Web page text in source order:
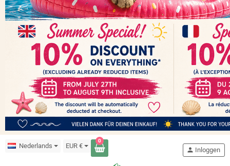
Nederlands EUR €
0
person Inloggen